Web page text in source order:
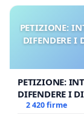
PETIZIONE:
DIFENDERE I
PETIZIONE:
DIFENDERE I
UDG)
2 420 firme